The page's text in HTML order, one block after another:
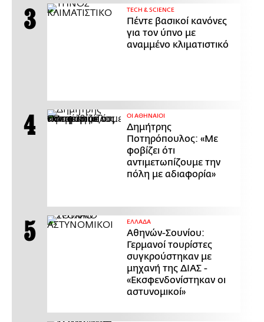
ΤECH & SCIENCE
Πέντε βασικοί κανόνες
για τον ύπνο με
αναμμένο κλιματιστικό
ΟΙ ΑΘΗΝΑΙΟΙ
Δημήτρης
Ποτηρόπουλος: «Με
φοβίζει ότι
αντιμετωπίζουμε την
πόλη με αδιαφορία»
ΕΛΛΑΔΑ
Αθηνών-Σουνίου:
Γερμανοί τουρίστες
συγκρούστηκαν με
μηχανή της ΔΙΑΣ -
«Εκσφενδονίστηκαν οι
αστυνομικοί»